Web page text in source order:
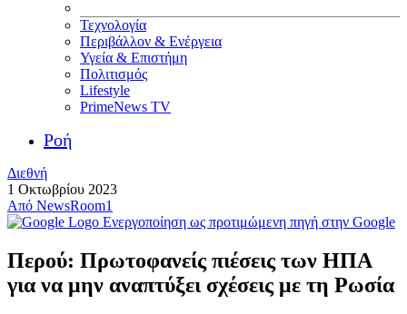
Τεχνολογία
Περιβάλλον & Ενέργεια
Υγεία & Επιστήμη
Πολιτισμός
Lifestyle
PrimeNews TV
Ροή
Διεθνή
1 Οκτωβρίου 2023
Από NewsRoom1
Ενεργοποίηση ως προτιμώμενη πηγή στην Google
Περού: Πρωτοφανείς πιέσεις των ΗΠΑ
για να μην αναπτύξει σχέσεις με τη Ρωσία